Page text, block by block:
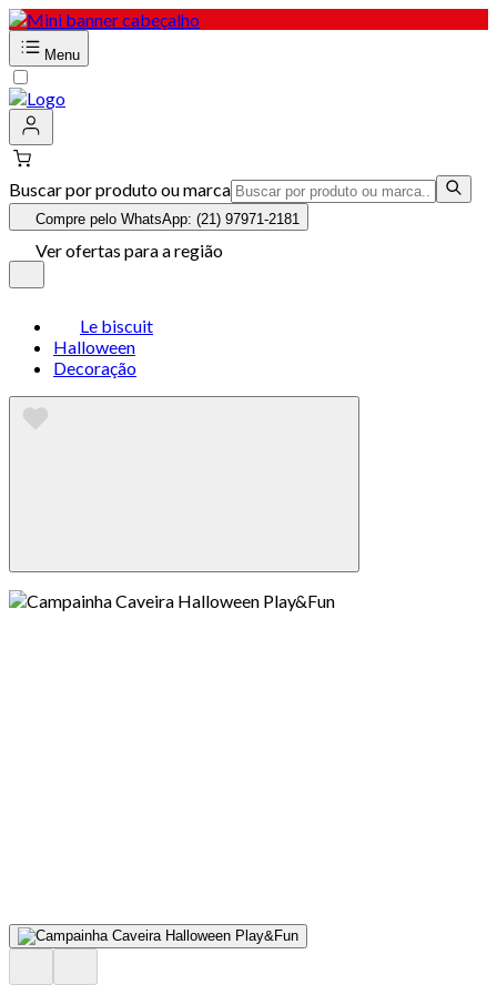
Menu
Buscar por produto ou marca
Compre pelo WhatsApp: (21) 97971-2181
Ver ofertas para a região
Le biscuit
Halloween
Decoração